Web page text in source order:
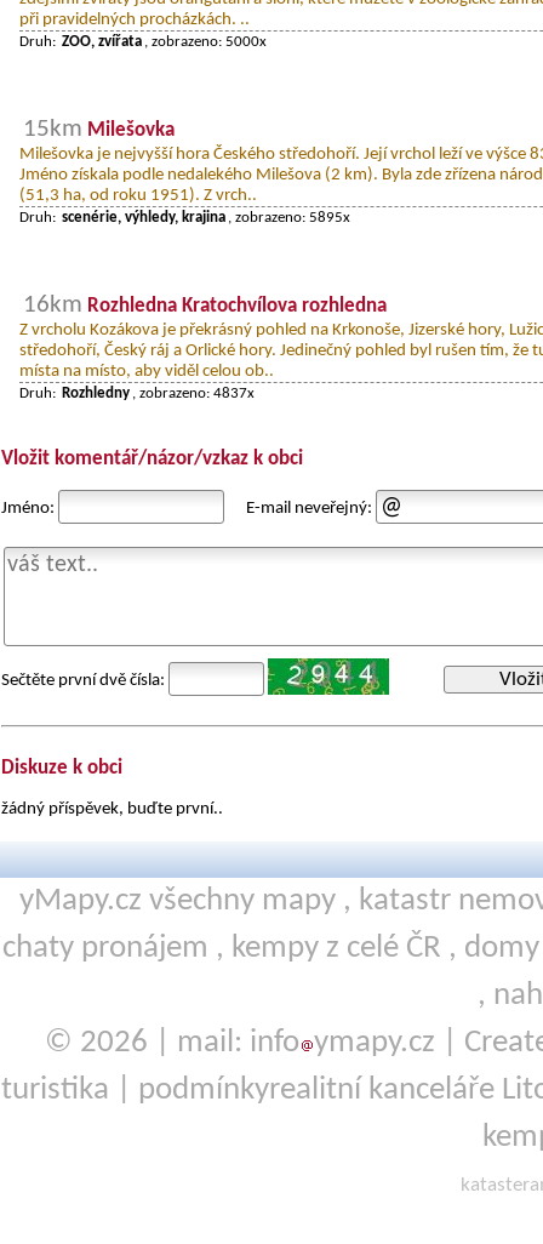
při pravidelných procházkách. ..
Druh: ZOO, zvířata , zobrazeno: 5000x
15km Milešovka
Milešovka je nejvyšší hora Českého středohoří. Její vrchol leží ve výšce
Jméno získala podle nedalekého Milešova (2 km). Byla zde zřízena
(51,3 ha, od roku 1951). Z vrch..
Druh: scenérie, výhledy, krajina , zobrazeno: 5895x
16km Rozhledna Kratochvílova rozhledna
Z vrcholu Kozákova je překrásný pohled na Krkonoše, Jizerské hory,
středohoří, Český ráj a Orlické hory. Jedinečný pohled byl rušen tím, že
místa na místo, aby viděl celou ob..
Druh: Rozhledny , zobrazeno: 4837x
Vložit komentář/názor/vzkaz k obci
Jméno: E-mail neveřejný:
Sečtěte první dvě čísla:
Diskuze k obci
žádný příspěvek, buďte první..
yMapy.cz všechny mapy , katastr
chaty pronájem , kempy z celé ČR ,
,
© 2026 | mail: info ymapy.cz |
turistika
podmínkyrealitní kanceláře